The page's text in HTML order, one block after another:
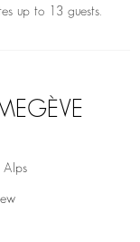
up to 13 guests.
Alps